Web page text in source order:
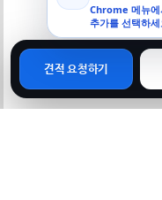
견적 요청하기
Chrome 메뉴에
추가를 선택하